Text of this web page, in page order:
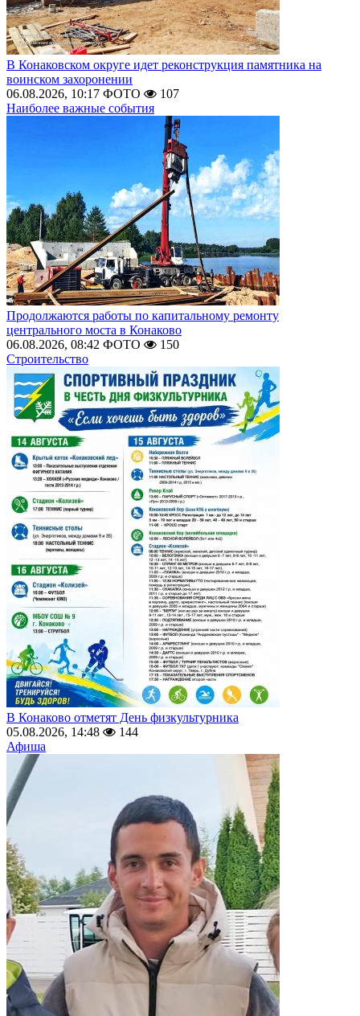
В Конаковском округе идет реконструкция памятника на
воинском захоронении
06.08.2026, 10:17 ФОТО
107
Наиболее важные события
Продолжаются работы по капитальному ремонту
центрального моста в Конаково
06.08.2026, 08:42 ФОТО
150
Строительство
В Конаково отметят День физкультурника
05.08.2026, 14:48
144
Афиша